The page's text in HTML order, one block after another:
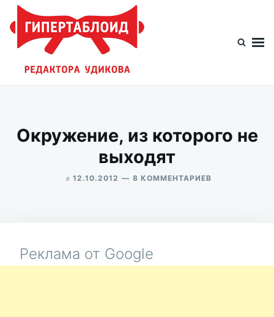
Перейти
содержимому
Искать:
Окружение, из которого не
выходят
в 12.10.2012 8 КОММЕНТАРИЕВК
Реклама от Google